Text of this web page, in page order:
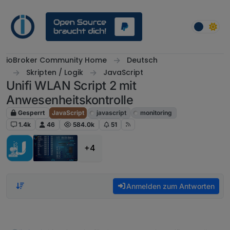
ioBroker Community Home
Deutsch
Skripten / Logik
JavaScript
Unifi WLAN Script 2 mit
Anwesenheitskontrolle
Gesperrt JavaScript javascript
monitoring
1.4k
46 584.0k 51
+4
Anmelden zum Antworten